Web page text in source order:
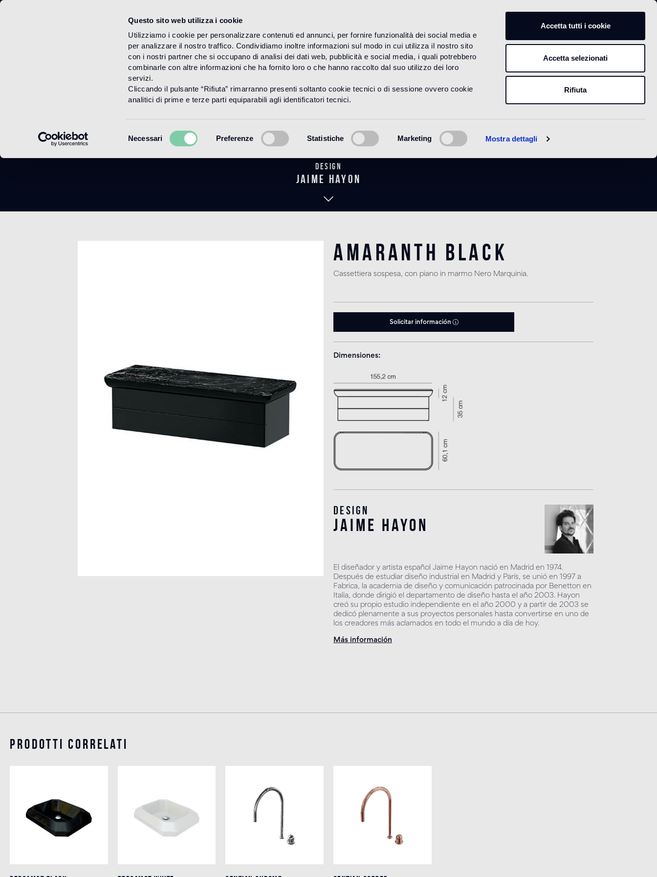
Questo sito web utilizza i cookie
Utilizziamo i cookie per personalizzare contenuti ed annunci, per fornire funzionalità dei social media e
per analizzare il nostro traffico. Condividiamo inoltre informazioni sul modo in cui utilizza il nostro sito
con i nostri partner che si occupano di analisi dei dati web, pubblicità e social media, i quali potrebbero
combinarle con altre informazioni che ha fornito loro o che hanno raccolto dal suo utilizzo dei loro
servizi.
Cliccando il pulsante “Rifiuta” rimarranno presenti soltanto cookie tecnici o di sessione ovvero cookie
analitici di prime e terze parti equiparabili agli identificatori tecnici.
del
Necessari Preferenze Statistiche Marketing Mostra dettagli
Accetta tutti i cookie
Accetta selezionati
Rifiuta
HOME PRODUCTOS BAGNO THE HAYON COLLECTION
Amaranth Black
Design
jaime hayon
Amaranth Black
Cassettiera sospesa, con piano in marmo Nero Marquinia.
Solicitar información
Dimensiones
Design
jaime hayon
El diseñador y artista español Jaime Hayon nació en Madrid en 1974.
Después de estudiar diseño industrial en Madrid y París, se unió en 1997 a
Fabrica, la academia de diseño y comunicación patrocinada por Benetton en
Italia, donde dirigió el departamento de diseño hasta el año 2003. Hayon
creó su propio estudio independiente en el año 2000 y a partir de 2003 se
dedicó plenamente a sus proyectos personales hasta convertirse en uno de
los creadores más aclamados en todo el mundo a día de hoy.
Más información
Prodotti Correlati